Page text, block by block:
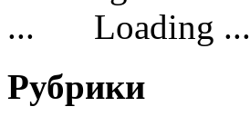
Loading ...
Рубрики